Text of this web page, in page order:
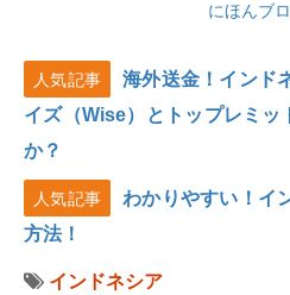
にほんブ
人気記事
海外送金！インド
イズ（Wise）とトップレミ
か？
人気記事
わかりやすい！イ
方法！
インドネシア